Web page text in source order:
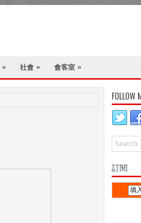
» 社會 » 會客室 »
FOLLOW
訂閱